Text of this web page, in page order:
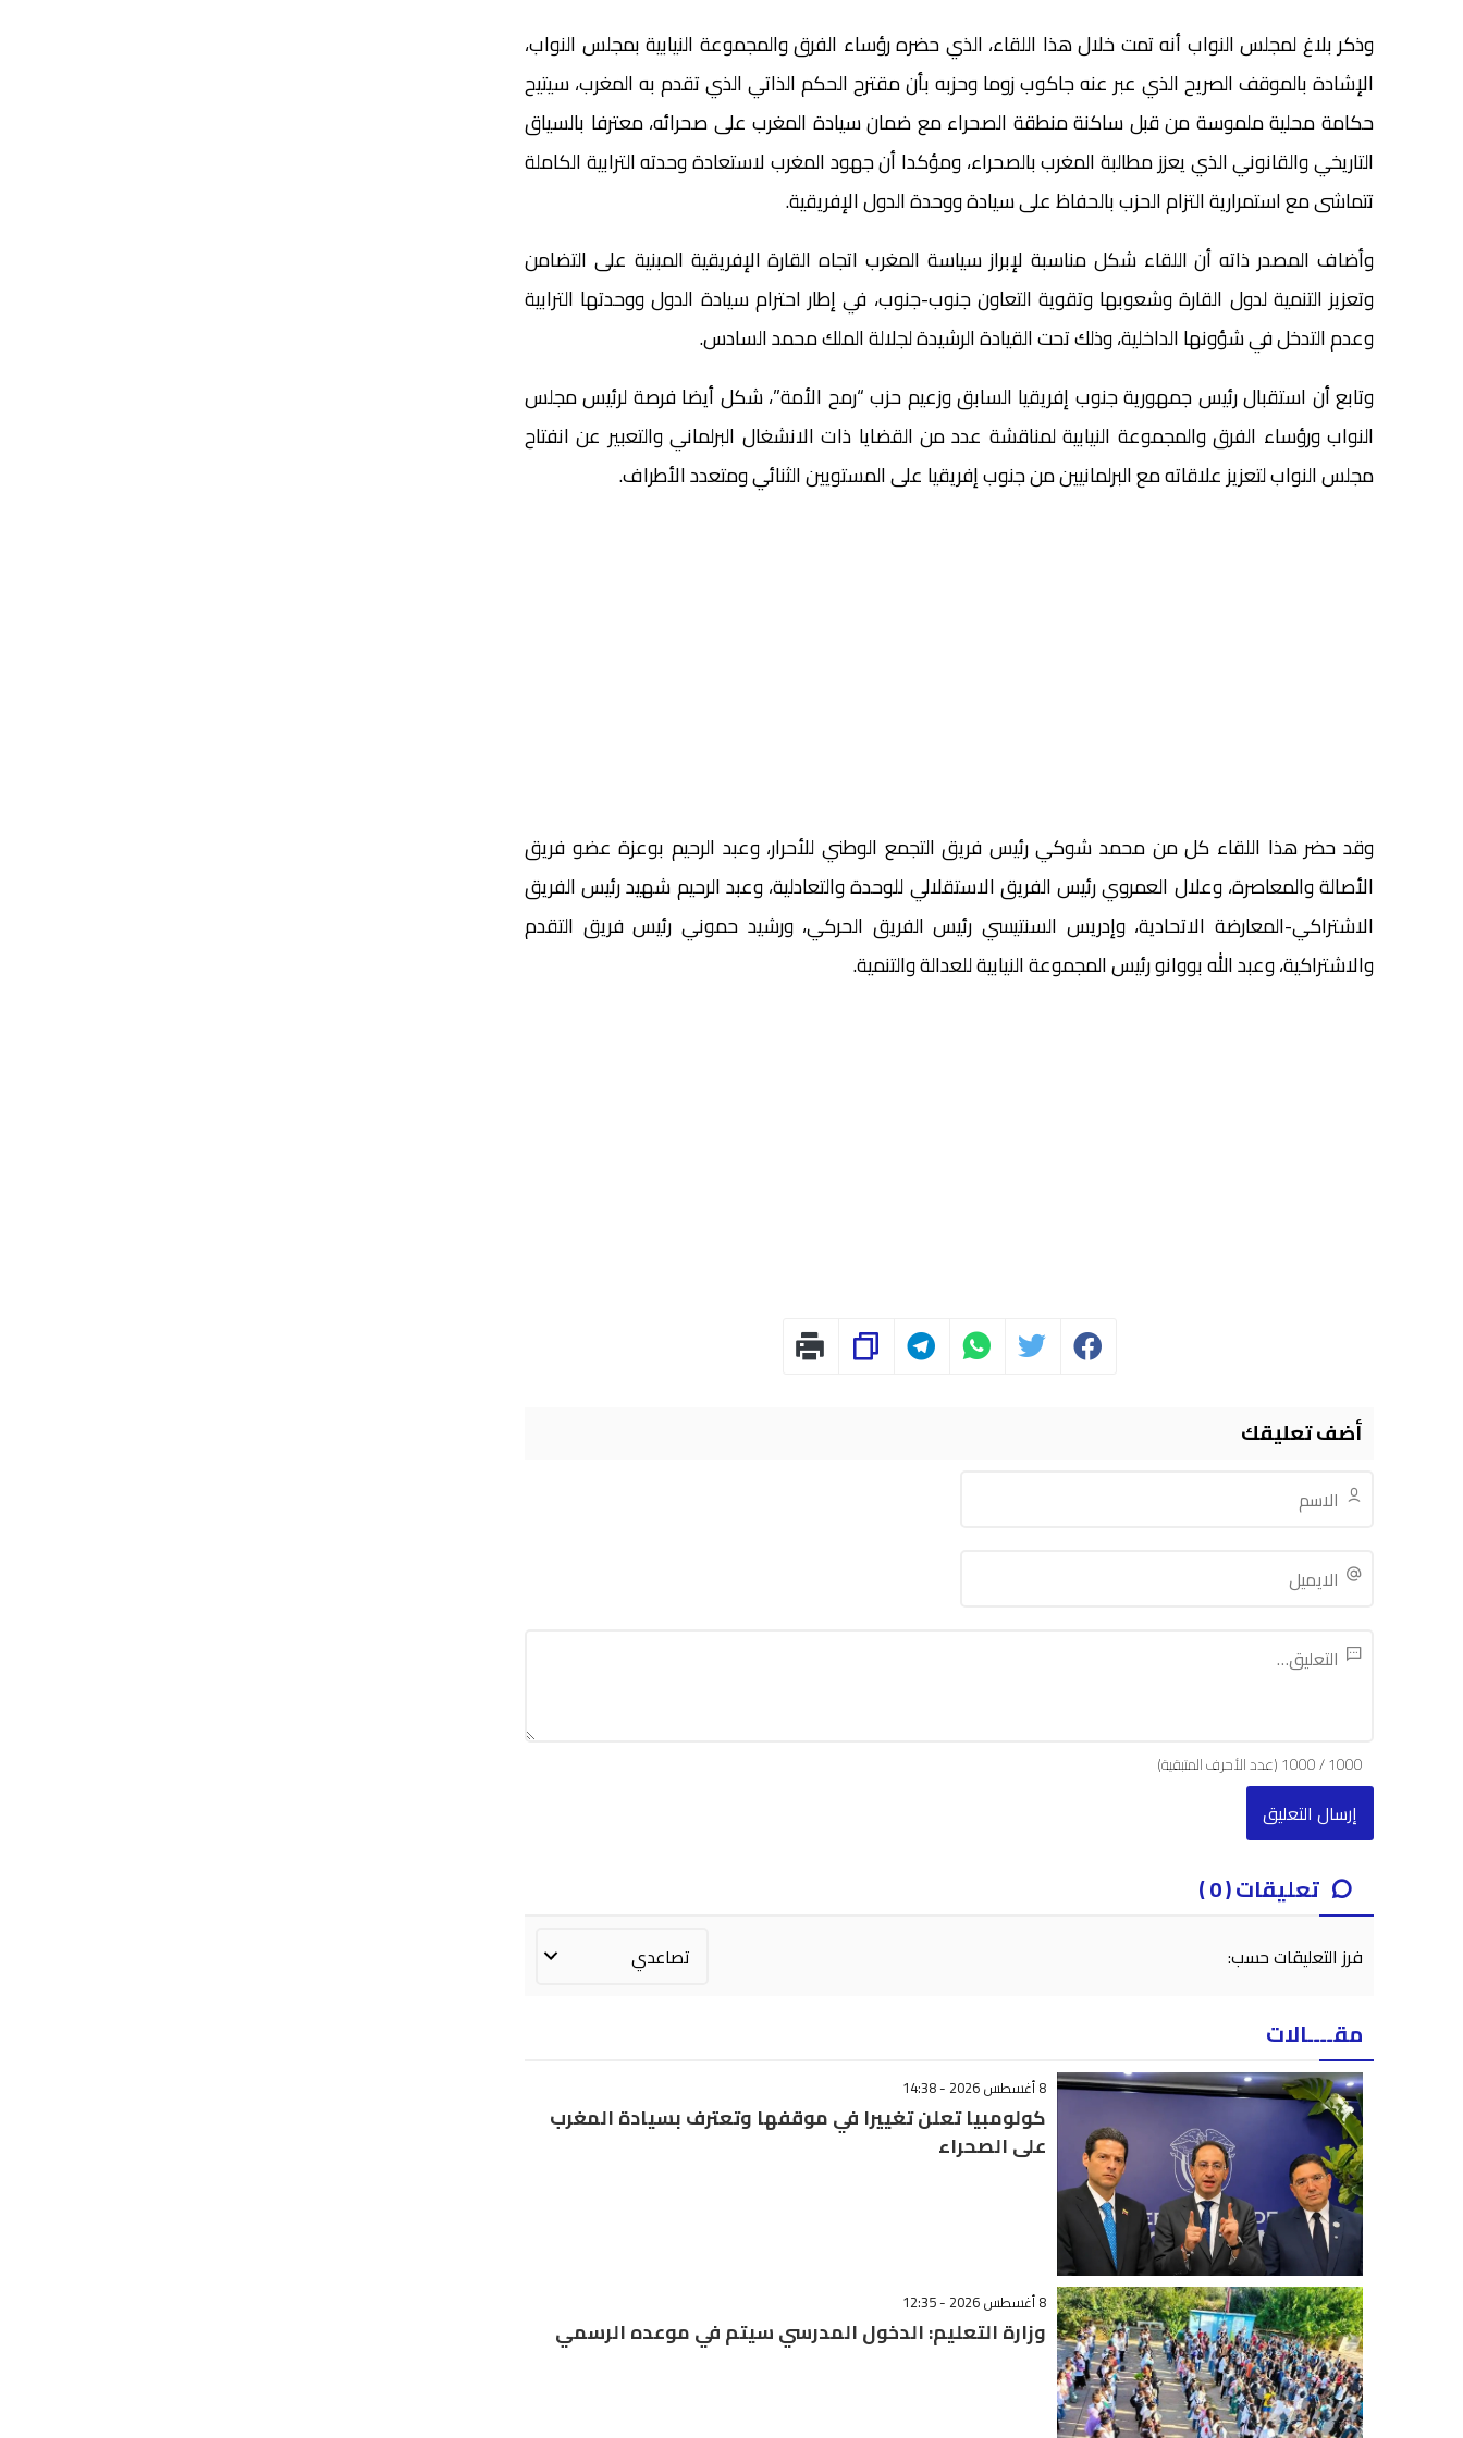
وذكر بلاغ لمجلس النواب أنه تمت خلال هذا اللقاء، الذي حضره رؤساء الفرق والمجموعة النيابية بمجلس النواب،
الإشادة بالموقف الصريح الذي عبر عنه جاكوب زوما وحزبه بأن مقترح الحكم الذاتي الذي تقدم به المغرب، سيتيح
حكامة محلية ملموسة من قبل ساكنة منطقة الصحراء مع ضمان سيادة المغرب على صحرائه، معترفا بالسياق
التاريخي والقانوني الذي يعزز مطالبة المغرب بالصحراء، ومؤكدا أن جهود المغرب لاستعادة وحدته الترابية الكاملة
تتماشى مع استمرارية التزام الحزب بالحفاظ على سيادة ووحدة الدول الإفريقية.
وأضاف المصدر ذاته أن اللقاء شكل مناسبة لإبراز سياسة المغرب اتجاه القارة الإفريقية المبنية على التضامن
وتعزيز التنمية لدول القارة وشعوبها وتقوية التعاون جنوب-جنوب، في إطار احترام سيادة الدول ووحدتها الترابية
وعدم التدخل في شؤونها الداخلية، وذلك تحت القيادة الرشيدة لجلالة الملك محمد السادس.
وتابع أن استقبال رئيس جمهورية جنوب إفريقيا السابق وزعيم حزب “رمح الأمة”، شكل أيضا فرصة لرئيس مجلس
النواب ورؤساء الفرق والمجموعة النيابية لمناقشة عدد من القضايا ذات الانشغال البرلماني والتعبير عن انفتاح
مجلس النواب لتعزيز علاقاته مع البرلمانيين من جنوب إفريقيا على المستويين الثنائي ومتعدد الأطراف.
وقد حضر هذا اللقاء كل من محمد شوكي رئيس فريق التجمع الوطني للأحرار، وعبد الرحيم بوعزة عضو فريق
الأصالة والمعاصرة، وعلال العمروي رئيس الفريق الاستقلالي للوحدة والتعادلية، وعبد الرحيم شهيد رئيس الفريق
الاشتراكي-المعارضة الاتحادية، وإدريس السنتيسي رئيس الفريق الحركي، ورشيد حموني رئيس فريق التقدم
والاشتراكية، وعبد الله بووانو رئيس المجموعة النيابية للعدالة والتنمية.
أضف تعليقك
1000
/
1000(عدد الأحرف المتبقية)
تعليقات ( 0 )
فرز التعليقات حسب:
مقــــالات
8 أغسطس 2026 - 14:38
كولومبيا تعلن تغييرا في موقفها وتعترف بسيادة المغرب
على الصحراء
8 أغسطس 2026 - 12:35
وزارة التعليم: الدخول المدرسي سیتم في موعده الرسمي